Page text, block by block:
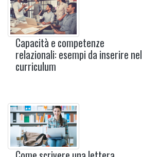
Capacità e competenze
relazionali: esempi da inserire nel
curriculum